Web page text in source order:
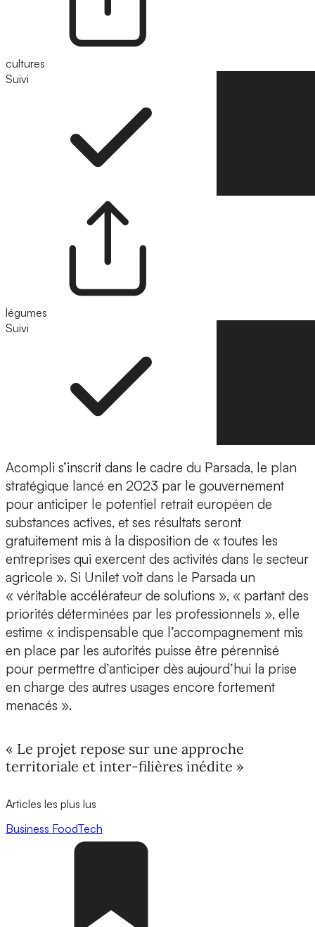
cultures
Suivi
légumes
Suivi
Acompli s’inscrit dans le cadre du Parsada, le plan
stratégique lancé en 2023 par le gouvernement
pour anticiper le potentiel retrait européen de
substances actives, et ses résultats seront
gratuitement mis à la disposition de « toutes les
entreprises qui exercent des activités dans le secteur
agricole ». Si Unilet voit dans le Parsada un
« véritable accélérateur de solutions », « partant des
priorités déterminées par les professionnels », elle
estime « indispensable que l’accompagnement mis
en place par les autorités puisse être pérennisé
pour permettre d’anticiper dès aujourd’hui la prise
en charge des autres usages encore fortement
menacés ».
« Le projet repose sur une approche
territoriale et inter-filières inédite »
Articles les plus lus
Business FoodTech